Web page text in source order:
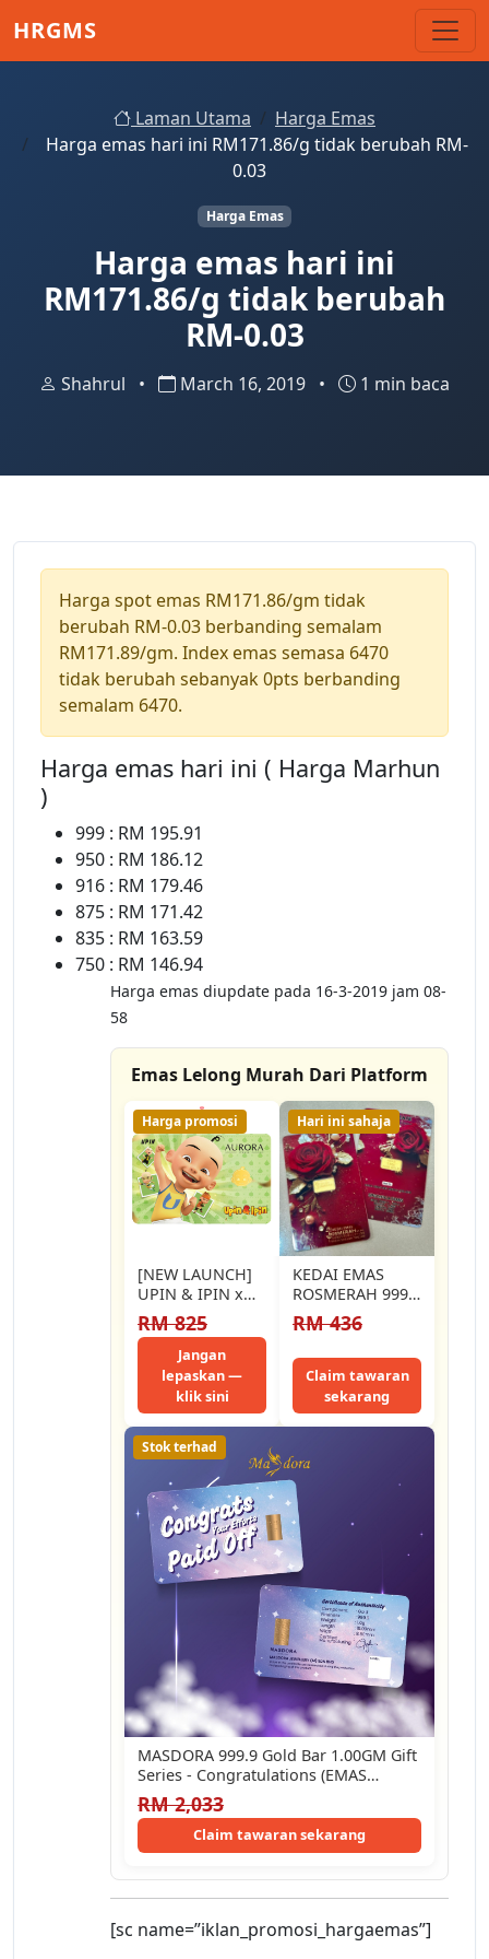
HRGMS
Laman Utama
Harga Emas
Harga emas hari ini RM171.86/g tidak berubah RM-
0.03
Harga Emas
Harga emas hari ini
RM171.86/g tidak berubah
RM-0.03
Shahrul • March 16, 2019 • 1 min baca
Harga spot emas RM171.86/gm tidak
berubah RM-0.03 berbanding semalam
RM171.89/gm. Index emas semasa 6470
tidak berubah sebanyak 0pts berbanding
semalam 6470.
Harga emas hari ini ( Harga Marhun
)
999 : RM 195.91
950 : RM 186.12
916 : RM 179.46
875 : RM 171.42
835 : RM 163.59
750 : RM 146.94
Harga emas diupdate pada 16-3-2019 jam 08-
58
Emas Lelong Murah Dari Platform
Harga promosi
[NEW LAUNCH]
UPIN & IPIN x
AURORA ITALIA
(1g) 999.9 Upin
RM 825
Jangan
lepaskan —
klik sini
Hari ini sahaja
KEDAI EMAS
ROSMERAH 999.9
GOLD BAR 0.50
GRAM 0.50克 金
片 （999.9金）
RM 436
Claim tawaran
sekarang
Stok terhad
MASDORA 999.9 Gold Bar 1.00GM Gift
Series - Congratulations (EMAS
999.9/24K)
RM 2,033
Claim tawaran sekarang
[sc name=”iklan_promosi_hargaemas”]